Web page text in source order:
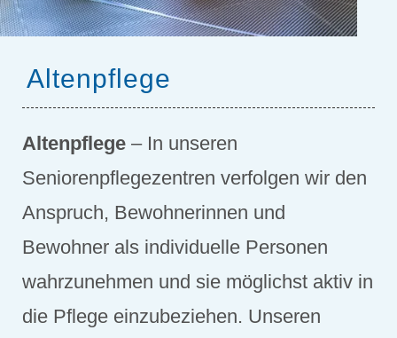
Altenpflege
Altenpflege – In unseren
Seniorenpflegezentren verfolgen wir den
Anspruch, Bewohnerinnen und
Bewohner als individuelle Personen
wahrzunehmen und sie möglichst aktiv in
die Pflege einzubeziehen. Unseren